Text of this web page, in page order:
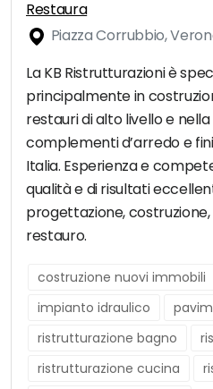
Restaura
Piazza Corrubbio,
La KB Ristrutturazioni è
principalmente in
restauri di alto livello e
complementi d’arredo e
Italia. Esperienza e
qualità e di risultati
progettazione,
restauro.
costruzione nuovi immobili
impianto idraulico
ristrutturazione bagno
ristrutturazione cucina